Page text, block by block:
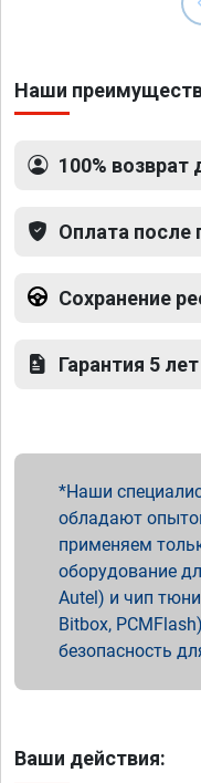
Наши
100% возврат
Оплата после
Сохранение
Гарантия 5 лет
Наши
обладают
применяем
оборудование
Autel) и чип
Bitbox,
безопасность
Ваши действия: